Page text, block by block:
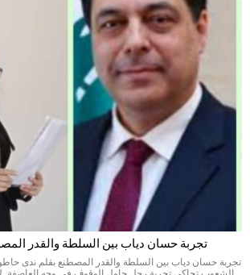
تجربة حسان دياب بين السلطة والقدر
تجربة حسان دياب بين السلطة والقدر المصطنع بقلم ندى